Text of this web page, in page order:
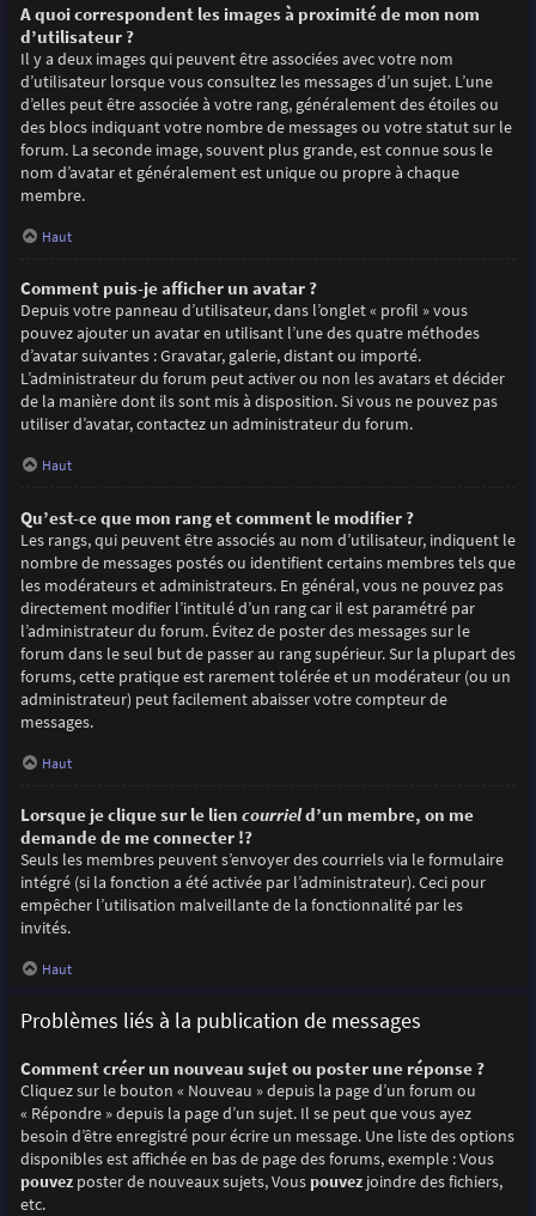
A quoi correspondent les images à proximité de mon nom
d’utilisateur ?
Il y a deux images qui peuvent être associées avec votre nom
d’utilisateur lorsque vous consultez les messages d’un sujet. L’une
d’elles peut être associée à votre rang, généralement des étoiles ou
des blocs indiquant votre nombre de messages ou votre statut sur le
forum. La seconde image, souvent plus grande, est connue sous le
nom d’avatar et généralement est unique ou propre à chaque
membre.
Haut
Comment puis-je afficher un avatar ?
Depuis votre panneau d’utilisateur, dans l’onglet « profil » vous
pouvez ajouter un avatar en utilisant l’une des quatre méthodes
d’avatar suivantes : Gravatar, galerie, distant ou importé.
L’administrateur du forum peut activer ou non les avatars et décider
de la manière dont ils sont mis à disposition. Si vous ne pouvez pas
utiliser d’avatar, contactez un administrateur du forum.
Haut
Qu’est-ce que mon rang et comment le modifier ?
Les rangs, qui peuvent être associés au nom d’utilisateur, indiquent le
nombre de messages postés ou identifient certains membres tels que
les modérateurs et administrateurs. En général, vous ne pouvez pas
directement modifier l’intitulé d’un rang car il est paramétré par
l’administrateur du forum. Évitez de poster des messages sur le
forum dans le seul but de passer au rang supérieur. Sur la plupart des
forums, cette pratique est rarement tolérée et un modérateur (ou un
administrateur) peut facilement abaisser votre compteur de
messages.
Haut
Lorsque je clique sur le lien courrield’un membre, on me
demande de me connecter !?
Seuls les membres peuvent s’envoyer des courriels via le formulaire
intégré (si la fonction a été activée par l’administrateur). Ceci pour
empêcher l’utilisation malveillante de la fonctionnalité par les
invités.
Haut
Problèmes liés à la publication de messages
Comment créer un nouveau sujet ou poster une réponse ?
Cliquez sur le bouton « Nouveau » depuis la page d’un forum ou
« Répondre » depuis la page d’un sujet. Il se peut que vous ayez
besoin d’être enregistré pour écrire un message. Une liste des options
disponibles est affichée en bas de page des forums, exemple : Vous
pouvezposter de nouveaux sujets, Vous pouvezjoindre des fichiers,
etc.